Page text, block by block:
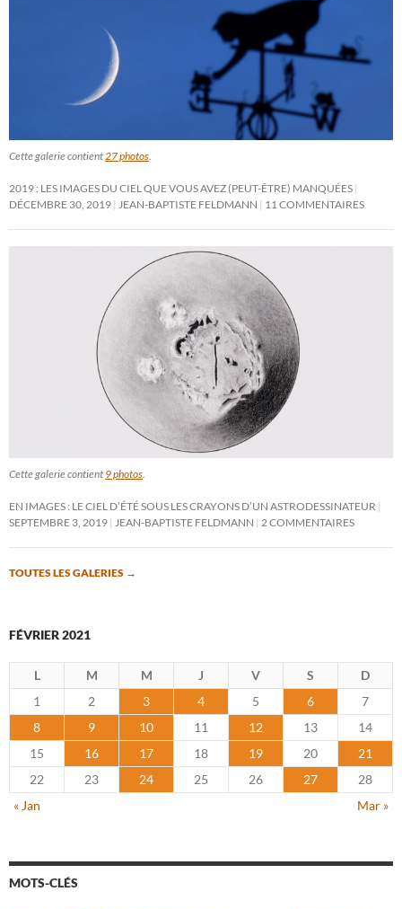
Cette galerie contient 27 photos
2019 : LES IMAGES DU CIEL QUE VOUS AVEZ (PEUT-ÊTRE) MANQUÉES
DÉCEMBRE 30, 2019
JEAN-BAPTISTE FELDMANN 11 COMMENTAIRES
Cette galerie contient 9 photos.
EN IMAGES : LE CIEL D’ÉTÉ SOUS LES CRAYONS D’UN ASTRODESSINATEUR
SEPTEMBRE 3, 2019 JEAN-BAPTISTE FELDMANN 2 COMMENTAIRES
TOUTES LES GALERIES →
FÉVRIER 2021
L M M J V S
D
1
2 3 4 5 6
7
8
9 10 11 12 13
14
15
16 17 18 19 20
21
22
23 24 25 26 27
28
« Jan
Mar »
MOTS-CLÉS